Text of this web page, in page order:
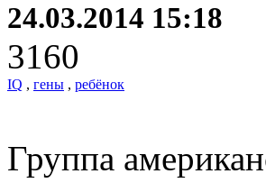
24.03.2014 15:18
3160
IQ , гены , ребёнок
Группа